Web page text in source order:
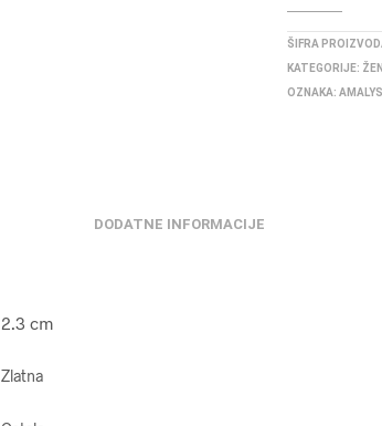
ŠIFRA
KATEGORIJE:
OZNAKA:AMALYS
DODATNE INFORMACIJE
2.3 cm
Zlatna